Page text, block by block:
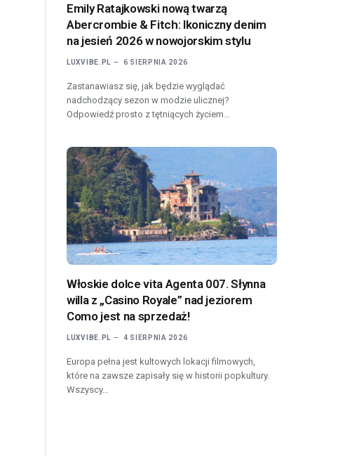
Emily Ratajkowski nową twarzą
Abercrombie & Fitch: Ikoniczny denim
na jesień 2026 w nowojorskim stylu
LUXVIBE.PL 6 SIERPNIA 2026
Zastanawiasz się, jak będzie wyglądać
nadchodzący sezon w modzie ulicznej?
Odpowiedź prosto z tętniących życiem…
Włoskie dolce vita Agenta 007. Słynna
willa z „Casino Royale” nad jeziorem
Como jest na sprzedaż!
LUXVIBE.PL 4 SIERPNIA 2026
Europa pełna jest kultowych lokacji filmowych,
które na zawsze zapisały się w historii popkultury.
Wszyscy…